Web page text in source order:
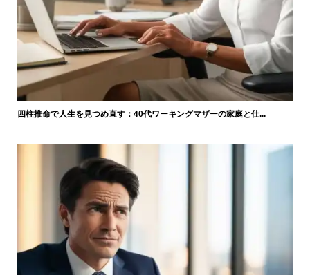
四柱推命で人生を見つめ直す：40代ワーキングマザーの家庭と仕...